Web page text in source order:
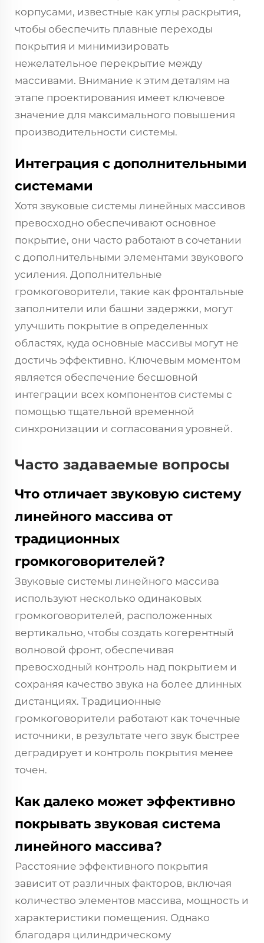
корпусами, известные как углы раскрытия,
чтобы обеспечить плавные переходы
покрытия и минимизировать
нежелательное перекрытие между
массивами. Внимание к этим деталям на
этапе проектирования имеет ключевое
значение для максимального повышения
производительности системы.
Интеграция с дополнительными
системами
Хотя звуковые системы линейных массивов
превосходно обеспечивают основное
покрытие, они часто работают в сочетании
с дополнительными элементами звукового
усиления. Дополнительные
громкоговорители, такие как фронтальные
заполнители или башни задержки, могут
улучшить покрытие в определенных
областях, куда основные массивы могут не
достичь эффективно. Ключевым моментом
является обеспечение бесшовной
интеграции всех компонентов системы с
помощью тщательной временной
синхронизации и согласования уровней.
Часто задаваемые вопросы
Что отличает звуковую систему
линейного массива от
традиционных
громкоговорителей?
Звуковые системы линейного массива
используют несколько одинаковых
громкоговорителей, расположенных
вертикально, чтобы создать когерентный
волновой фронт, обеспечивая
превосходный контроль над покрытием и
сохраняя качество звука на более длинных
дистанциях. Традиционные
громкоговорители работают как точечные
источники, в результате чего звук быстрее
деградирует и контроль покрытия менее
точен.
Как далеко может эффективно
покрывать звуковая система
линейного массива?
Расстояние эффективного покрытия
зависит от различных факторов, включая
количество элементов массива, мощность и
характеристики помещения. Однако
благодаря цилиндрическому